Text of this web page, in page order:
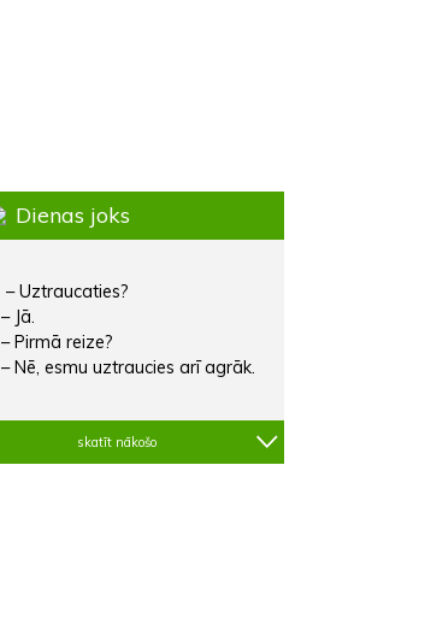
Dienas joks
– Uztraucaties?
– Jā.
– Pirmā reize?
– Nē, esmu uztraucies arī agrāk.
skatīt nākošo